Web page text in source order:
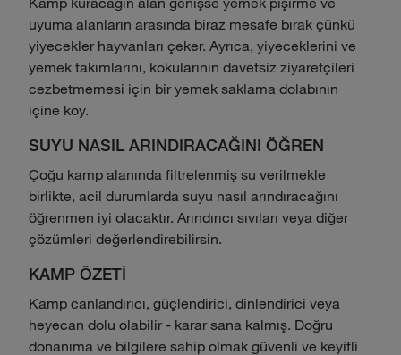
uyuma alanların arasında biraz mesafe bırak çünkü
yiyecekler hayvanları çeker. Ayrıca, yiyeceklerini ve
yemek takımlarını, kokularının davetsiz ziyaretçileri
cezbetmemesi için bir yemek saklama dolabının
içine koy.
SUYU NASIL ARINDIRACAĞINI ÖĞREN
Çoğu kamp alanında filtrelenmiş su verilmekle
birlikte, acil durumlarda suyu nasıl arındıracağını
öğrenmen iyi olacaktır. Arındırıcı sıvıları veya diğer
çözümleri değerlendirebilirsin.
KAMP ÖZETİ
Kamp canlandırıcı, güçlendirici, dinlendirici veya
heyecan dolu olabilir - karar sana kalmış. Doğru
donanıma ve bilgilere sahip olmak güvenli ve keyifli